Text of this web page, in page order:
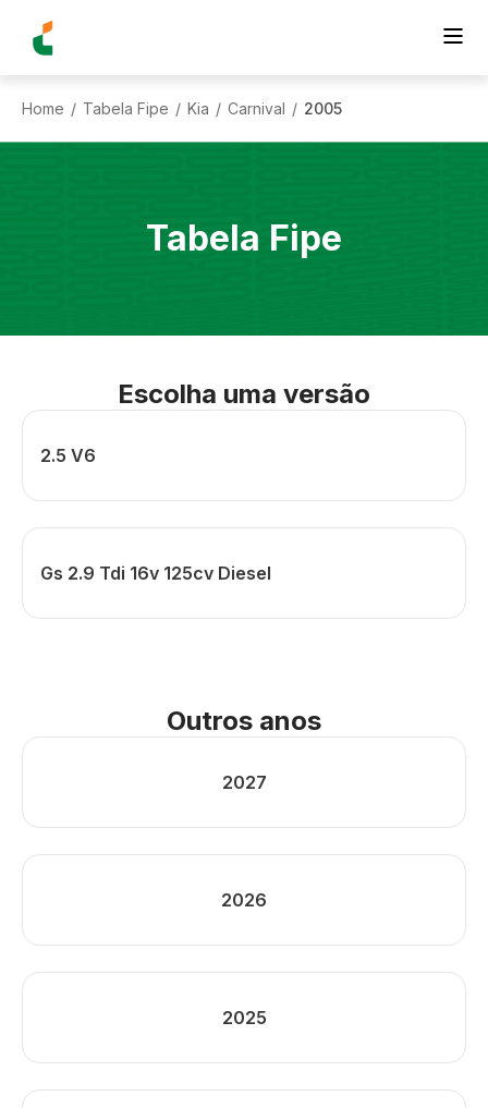
Home / Tabela Fipe / Kia / Carnival / 2005
Tabela Fipe
Escolha uma versão
2.5 V6
Gs 2.9 Tdi 16v 125cv Diesel
Outros anos
2027
2026
2025